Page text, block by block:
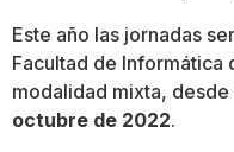
Este año las jornadas
Facultad de Informática
modalidad mixta, desde
octubre de 2022.